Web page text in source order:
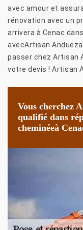
avec amour et
rénovation avec un
arrivera à Cenac
avecArtisan
passer chez Artisan
votre devis ! Artisan
Vous cherchez
qualifié dans
cheminéeà